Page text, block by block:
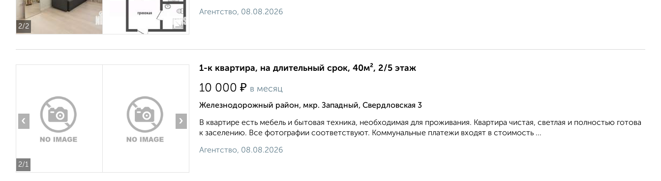
2/2
Агентство, 08.08.2026
2/1
‹ ›
1-к квартира, на длительный срок, 40м², 2/5 этаж
10 000 ₽ в месяц
Железнодорожный район, мкр. Западный, Свердловская 3
В квартире есть мебель и бытовая техника, необходимая для проживания. Квартира чистая, светлая и полностью готова
к заселению. Все фотографии соответствуют. Коммунальные платежи входят в стоимость ...
Агентство, 08.08.2026